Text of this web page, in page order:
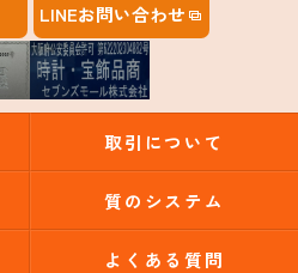
LINEお問い合わせ
取引について
質のシステム
よくある質問